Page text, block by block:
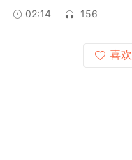
02:14
156
喜欢